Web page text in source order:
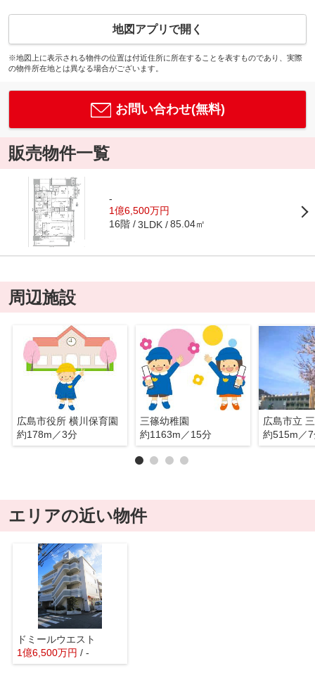
地図アプリで開く
※地図上に表示される物件の位置は付近住所に所在することを表すものであり、実際
の物件所在地とは異なる場合がございます。
お問い合わせ(無料)
販売物件一覧
-
1億6,500万円
16階 3LDK 85.04㎡
周辺施設
広島市役所 横川保育園
約178m／3分
三篠幼稚園
約1163m／15分
広島市立
約515m／
エリアの近い物件
ドミールウエスト
1億6,500万円 / -